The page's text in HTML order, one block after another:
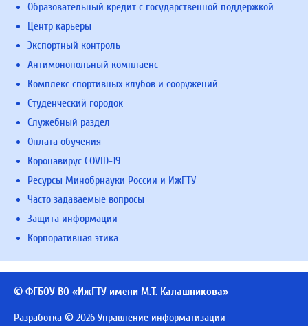
Образовательный кредит с государственной поддержкой
Центр карьеры
Экспортный контроль
Антимонопольный комплаенс
Комплекс спортивных клубов и сооружений
Студенческий городок
Служебный раздел
Оплата обучения
Коронавирус COVID-19
Ресурсы Минобрнауки России и ИжГТУ
Часто задаваемые вопросы
Защита информации
Корпоративная этика
© ФГБОУ ВО «ИжГТУ имени М.Т. Калашникова»
Разработка © 2026 Управление информатизации